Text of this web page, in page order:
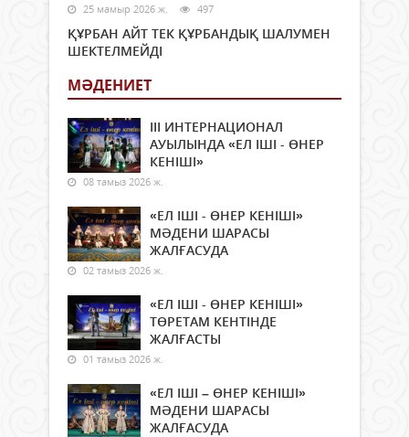
25 мамыр 2026 ж. 497
ҚҰРБАН АЙТ ТЕК ҚҰРБАНДЫҚ ШАЛУМЕН
ШЕКТЕЛМЕЙДІ
МӘДЕНИЕТ
ІІІ ИНТЕРНАЦИОНАЛ
АУЫЛЫНДА «ЕЛ ІШІ - ӨНЕР
КЕНІШІ»
08 тамыз 2026 ж.
«ЕЛ ІШІ - ӨНЕР КЕНІШІ»
МӘДЕНИ ШАРАСЫ
ЖАЛҒАСУДА
02 тамыз 2026 ж.
«ЕЛ ІШІ - ӨНЕР КЕНІШІ»
ТӨРЕТАМ КЕНТІНДЕ
ЖАЛҒАСТЫ
01 тамыз 2026 ж.
«ЕЛ ІШІ – ӨНЕР КЕНІШІ»
МӘДЕНИ ШАРАСЫ
ЖАЛҒАСУДА